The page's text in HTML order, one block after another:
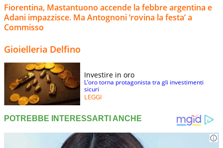
Fiorentina, Mastantuono accende la febbre argentina e
Adani impazzisce. Ma Antognoni ‘rovina la festa’ a
Commisso
Gioielleria Delfino
Investire in oro
L’oro torna protagonista tra gli investimenti
sicuri
LEGGI